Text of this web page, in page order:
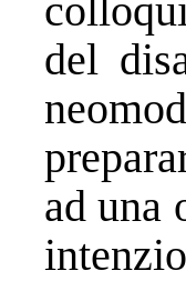
del
ad una